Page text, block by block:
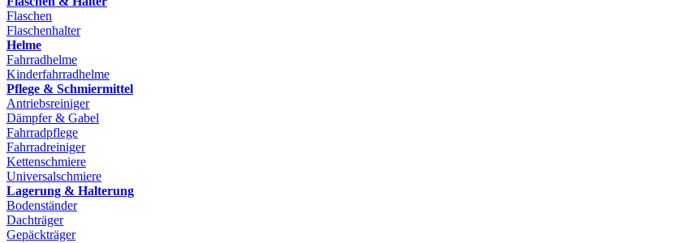
Flaschen
Flaschenhalter
Helme
Fahrradhelme
Kinderfahrradhelme
Pflege & Schmiermittel
Antriebsreiniger
Dämpfer & Gabel
Fahrradpflege
Fahrradreiniger
Kettenschmiere
Universalschmiere
Lagerung & Halterung
Bodenständer
Dachträger
Gepäckträger